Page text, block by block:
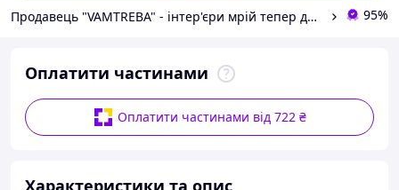
Продавець "VAMTREBA" - інтер'єри мрій тепер доступні для всіх! Ви знайдете тут все з ІК! 95%
Оплатити частинами
Оплатити частинами від 722 ₴
Характеристики та опис